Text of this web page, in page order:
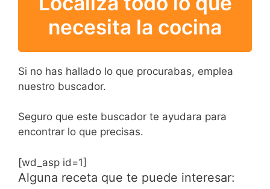
necesita la cocina
Si no has hallado lo que procurabas, emplea
nuestro buscador.
Seguro que este buscador te ayudara para
encontrar lo que precisas.
[wd_asp id=1]
Alguna receta que te puede interesar: